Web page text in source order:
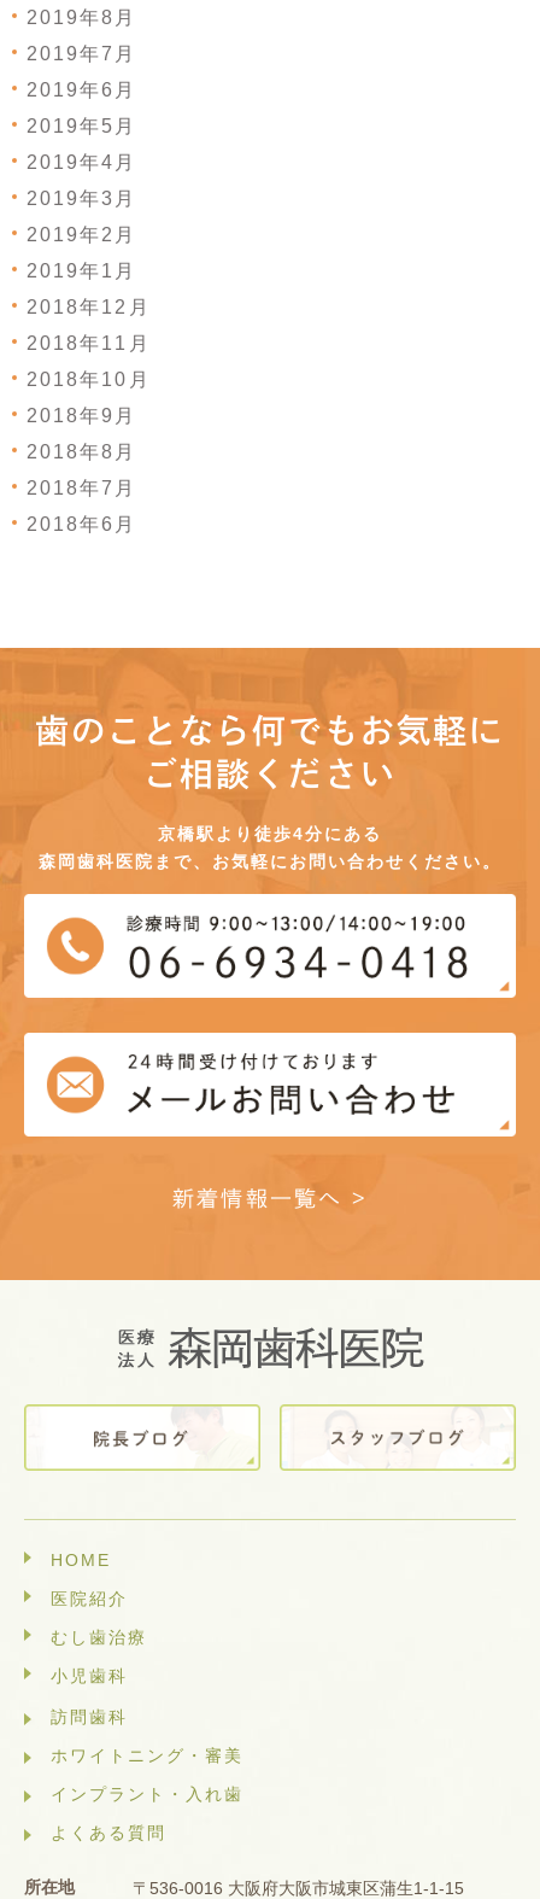
2019年8月
2019年7月
2019年6月
2019年5月
2019年4月
2019年3月
2019年2月
2019年1月
2018年12月
2018年11月
2018年10月
2018年9月
2018年8月
2018年7月
2018年6月
歯のことなら何でもお気軽に
ご相談ください
京橋駅より徒歩4分にある
森岡歯科医院まで、お気軽にお問い合わせください。
新着情報一覧へ >
HOME
医院紹介
むし歯治療
小児歯科
訪問歯科
ホワイトニング・審美
インプラント・入れ歯
よくある質問
所在地 〒536-0016 大阪府大阪市城東区蒲生1-1-15